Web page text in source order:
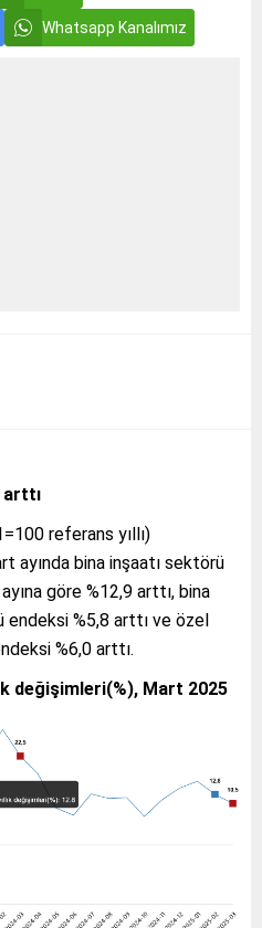
Whatsapp Kanalımız
arttı
referans yıllı)
ayında bina inşaatı sektörü
göre %12,9 arttı, bina
endeksi %5,8 arttı ve özel
%6,0 arttı.
değişimleri(%), Mart 2025